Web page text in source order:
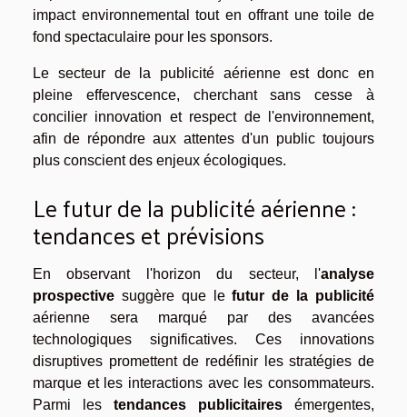
impact environnemental tout en offrant une toile de
fond spectaculaire pour les sponsors.
Le secteur de la publicité aérienne est donc en
pleine effervescence, cherchant sans cesse à
concilier innovation et respect de l'environnement,
afin de répondre aux attentes d'un public toujours
plus conscient des enjeux écologiques.
Le futur de la publicité aérienne :
tendances et prévisions
En observant l'horizon du secteur, l'analyse
prospective suggère que lefutur de la publicité
aérienne sera marqué par des avancées
technologiques significatives. Ces innovations
disruptives promettent de redéfinir les stratégies de
marque et les interactions avec les consommateurs.
Parmi les tendances publicitaires émergentes,